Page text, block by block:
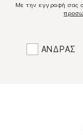
Με την εγγραφή σας
ΑΝΔΡΑΣ